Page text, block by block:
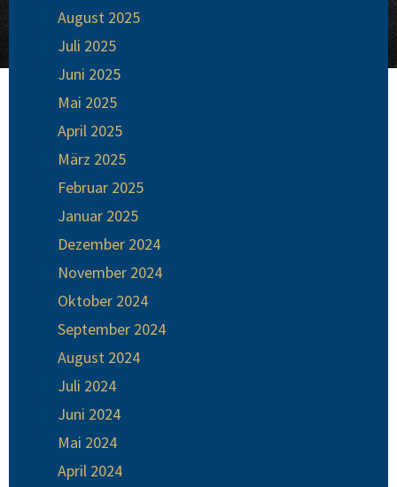
August 2025
Juli 2025
Juni 2025
Mai 2025
April 2025
März 2025
Februar 2025
Januar 2025
Dezember 2024
November 2024
Oktober 2024
September 2024
August 2024
Juli 2024
Juni 2024
Mai 2024
April 2024